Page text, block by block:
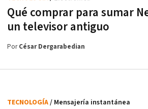
Qué comprar para sumar
un televisor antiguo
PorCésar Dergarabedian
TECNOLOGÍA/ Mensajería instantánea